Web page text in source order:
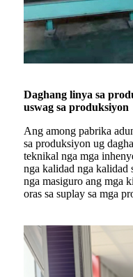
Daghang linya sa
uswag sa produksiyon
Ang among pabrika
sa produksiyon ug
teknikal nga mga
nga kalidad nga kalidad
nga masiguro ang mga
oras sa suplay sa mga